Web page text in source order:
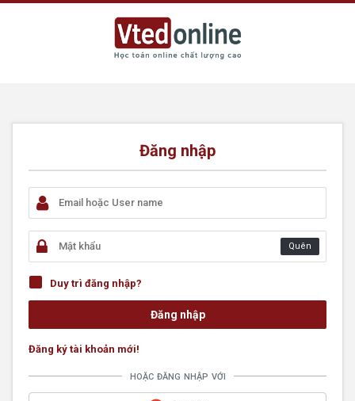
Đăng nhập
Quên
Duy trì đăng nhập?
Đăng ký tài khoản mới!
hoặc đăng nhập với